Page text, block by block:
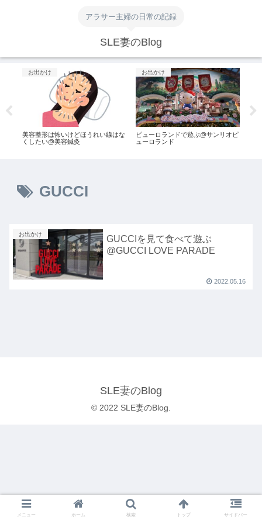
アラサー主婦の日常の記録
SLE妻のBlog
お出かけ
美容整形は怖いけどほうれい線はな
くしたい@美容鍼灸
お出かけ
ピューロランドで遊ぶ@サンリオピ
ューロランド
GUCCI
お出かけ
GUCCIを見て食べて遊ぶ
@GUCCI LOVE PARADE
2022.05.16
SLE妻のBlog
© 2022 SLE妻のBlog.
メニュー ホーム 検索 トップ サイドバー